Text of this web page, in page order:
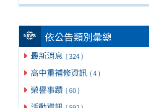
依公告類別彙總
最新消息 ( 324 )
高中重補修資訊 ( 4 )
榮譽事蹟 ( 60 )